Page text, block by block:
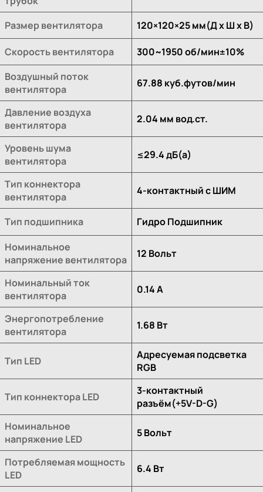
Размер вентилятора 120×120×25 мм(Д х Ш х В)
Скорость вентилятора
300~1950 об/мин±10%
Воздушный поток
вентилятора
67.88 куб.футов/мин
Давление воздуха
вентилятора
2.04 мм вод.ст.
Уровень шума
вентилятора
≤29.4 дБ(а)
Тип коннектора
вентилятора
4-контактный с ШИМ
Тип подшипника
Гидро Подшипник
Номинальное
напряжение вентилятора
12 Вольт
Номинальный ток
вентилятора
0.14 A
Энергопотребление
вентилятора
1.68 Вт
Тип LED
Адресуемая подсветка
RGB
Тип коннектора LED
3-контактный
разъём(+5V-D-G)
Номинальное
напряжение LED
5 Вольт
Потребляемая мощность
LED
6.4 Вт